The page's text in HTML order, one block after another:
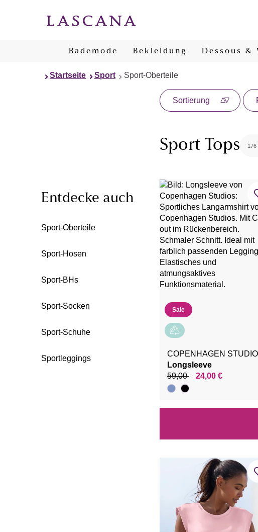
Bademode Bekleidung Dessous &
Startseite Sport Sport-Oberteile
Entdecke auch
Sport-Oberteile
Sport-Hosen
Sport-BHs
Sport-Socken
Sport-Schuhe
Sportleggings
Sortierung
Sport Tops 176
Sale
COPENHAGEN
Longsleeve
59,00
24,00 €